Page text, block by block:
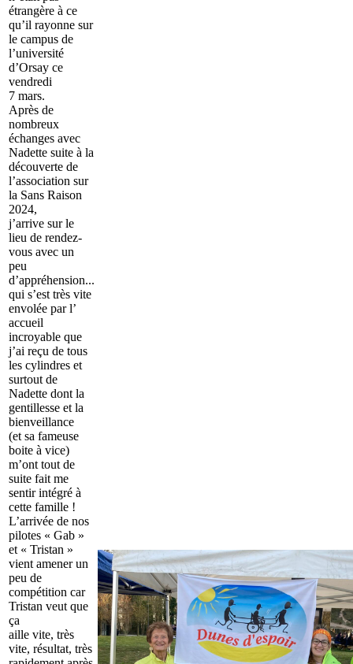
étrangère à ce
qu’il rayonne sur
le campus de
l’université
d’Orsay ce
vendredi
7 mars.
Après de
nombreux
échanges avec
Nadette suite à la
découverte de
l’association sur
la Sans Raison
2024,
j’arrive sur le
lieu de rendez-
vous avec un
peu
d’appréhension...
qui s’est très vite
envolée par l’
accueil
incroyable que
j’ai reçu de tous
les cylindres et
surtout de
Nadette dont la
gentillesse et la
bienveillance
(et sa fameuse
boite à vice)
m’ont tout de
suite fait me
sentir intégré à
cette famille !
L’arrivée de nos
pilotes « Gab »
et « Tristan »
vient amener un
peu de
compétition car
Tristan veut que
ça
aille vite, très
vite, résultat, très